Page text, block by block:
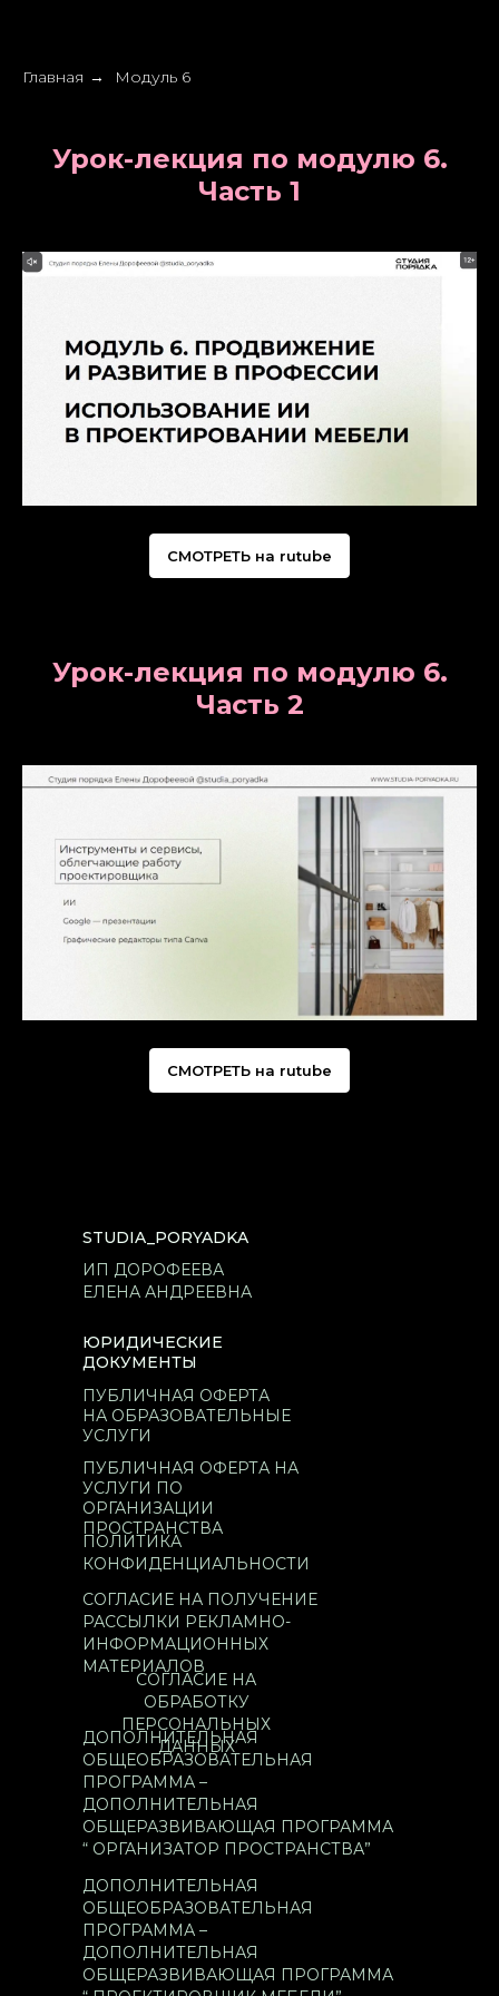
Главная → Модуль 6
Урок-лекция по модулю 6.
Часть 1
СМОТРЕТЬ на rutube
Урок-лекция по модулю 6.
Часть 2
СМОТРЕТЬ на rutube
ИП ДОРОФЕЕВА
ЕЛЕНА АНДРЕЕВНА
ЮРИДИЧЕСКИЕ
ДОКУМЕНТЫ
ПУБЛИЧНАЯ ОФЕРТА
НА ОБРАЗОВАТЕЛЬНЫЕ
УСЛУГИ
ПУБЛИЧНАЯ ОФЕРТА НА
УСЛУГИ ПО
ОРГАНИЗАЦИИ
ПРОСТРАНСТВА
STUDIA_PORYADKA
ПОЛИТИКА
КОНФИДЕНЦИАЛЬНОСТИ
СОГЛАСИЕ НА
ОБРАБОТКУ
ПЕРСОНАЛЬНЫХ
ДАННЫХ
СОГЛАСИЕ НА ПОЛУЧЕНИЕ
РАССЫЛКИ РЕКЛАМНО-
ИНФОРМАЦИОННЫХ
МАТЕРИАЛОВ
ДОПОЛНИТЕЛЬНАЯ
ОБЩЕОБРАЗОВАТЕЛЬНАЯ
ПРОГРАММА –
ДОПОЛНИТЕЛЬНАЯ
ОБЩЕРАЗВИВАЮЩАЯ ПРОГРАММА
“ ОРГАНИЗАТОР ПРОСТРАНСТВА”
ДОПОЛНИТЕЛЬНАЯ
ОБЩЕОБРАЗОВАТЕЛЬНАЯ
ПРОГРАММА –
ДОПОЛНИТЕЛЬНАЯ
ОБЩЕРАЗВИВАЮЩАЯ ПРОГРАММА